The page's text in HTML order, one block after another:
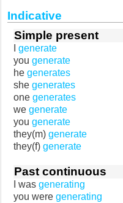
Indicative
Simple present
generate
you generate
he generates
she generates
one generates
we generate
you generate
they(m) generate
they(f) generate
Past continuous
I was generating
you were generating